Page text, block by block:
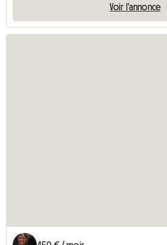
Chambre À Louer Dans Une
Colocation | Strasbourg (67100) | 19 M2
1 pers. | 1 mois minimum